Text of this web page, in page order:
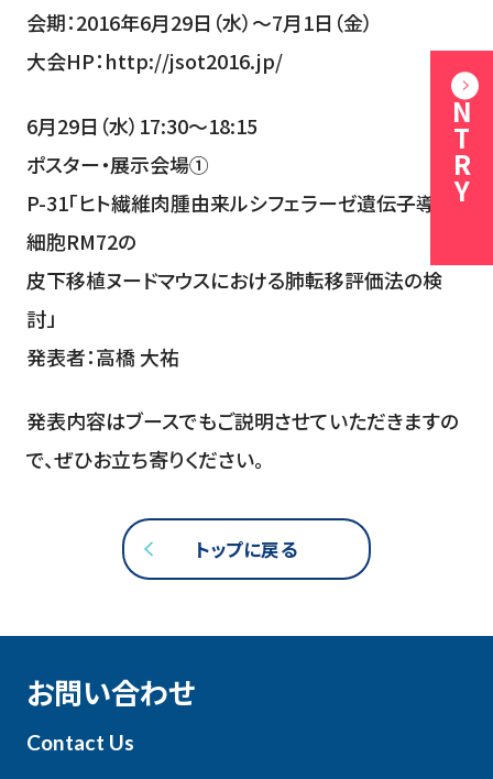
会期：2016年6月29日（水）～7月1日（金）
大会HP：http://jsot2016.jp/
6月29日（水）17:30～18:15
ポスター・展示会場①
P-31「ヒト繊維肉腫由来ルシフェラーゼ遺伝子導入
細胞RM72の
皮下移植ヌードマウスにおける肺転移評価法の検
討」
発表者：高橋 大祐
発表内容はブースでもご説明させていただきますの
で、ぜひお立ち寄りください。
トップに戻る
ENTRY
お問い合わせ
Contact Us